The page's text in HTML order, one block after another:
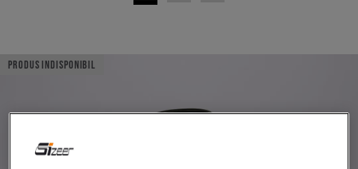
PRODUS INDISPONIBIL